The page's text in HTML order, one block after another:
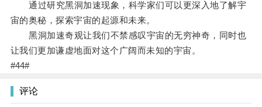
通过研究黑洞加速现象，科学家们可以更深入地了解宇
宙的奥秘，探索宇宙的起源和未来。
黑洞加速奇观让我们不禁感叹宇宙的无穷神奇，同时也
让我们更加谦虚地面对这个广阔而未知的宇宙。
#44#
评论